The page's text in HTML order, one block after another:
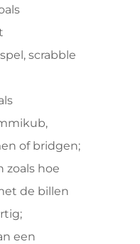
scrabble
of bridgen;
zoals hoe
de billen
een